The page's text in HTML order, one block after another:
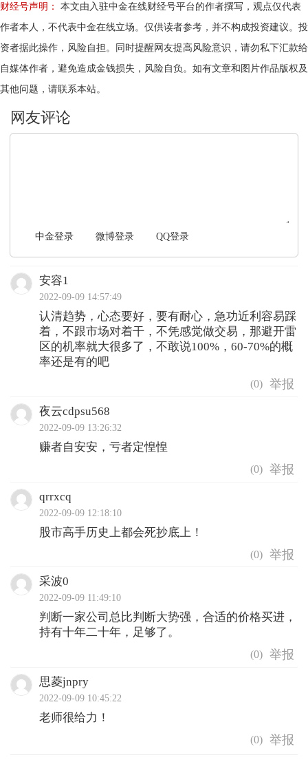
财经号声明：
本文由入驻中金在线财经号平台的作者撰写，观点仅代表
作者本人，不代表中金在线立场。仅供读者参考，并不构成投资建议。投
资者据此操作，风险自担。同时提醒网友提高风险意识，请勿私下汇款给
自媒体作者，避免造成金钱损失，风险自负。如有文章和图片作品版权及
其他问题，请联系本站。
中金登录 微博登录 QQ登录
安容1
2022-09-09 14:57:49
认清趋势，心态要好，要有耐心，急功近利容易踩
着，不跟市场对着干，不凭感觉做交易，那避开雷
区的机率就大很多了，不敢说100%，60-70%的概
率还是有的吧
(0)
夜云cdpsu568
2022-09-09 13:26:32
赚者自安安，亏者定惶惶
(0)
qrrxcq
2022-09-09 12:18:10
股市高手历史上都会死抄底上！
(0)
采波0
2022-09-09 11:49:10
判断一家公司总比判断大势强，合适的价格买进，
持有十年二十年，足够了。
(0)
思菱jnpry
2022-09-09 10:45:22
老师很给力！
(0)